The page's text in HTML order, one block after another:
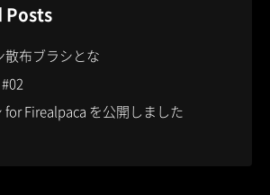
Posts
散布ブラシとな
for Firealpaca を公開しました